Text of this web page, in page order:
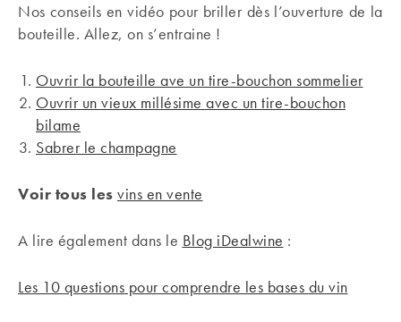
Nos conseils en vidéo pour briller dès l’ouverture de la
bouteille. Allez, on s’entraine !
Ouvrir la bouteille ave un tire-bouchon sommelier
Ouvrir un vieux millésime avec un tire-bouchon
bilame
Sabrer le champagne
Voir tous les vins en vente
A lire également dans le Blog iDealwine :
Les 10 questions pour comprendre les bases du vin